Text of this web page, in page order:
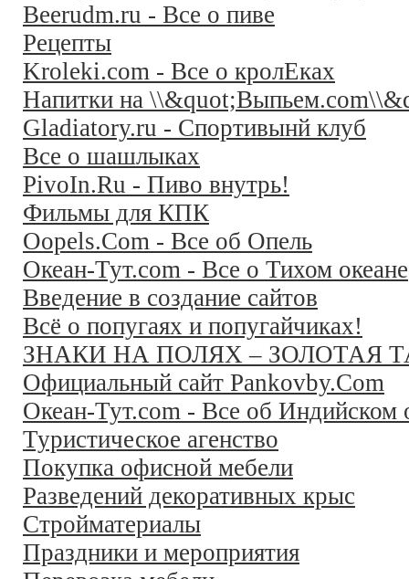
Beerudm.ru - Все о пиве
Рецепты
Kroleki.com - Все о кролЕках
Напитки на
Gladiatory.ru - Спортивынй клуб
Все о шашлыках
PivoIn.Ru - Пиво внутрь!
Фильмы для КПК
Oopels.Com - Все об Опель
Океан-Тут.com - Все о Тихом океане
Введение в создание сайтов
Всё о попугаях и попугайчиках!
ЗНАКИ НА ПОЛЯХ – ЗОЛОТАЯ
Официальный сайт Pankovby.Com
Океан-Тут.com - Все об Индийском
Туристическое агенство
Покупка офисной мебели
Разведений декоративных крыс
Стройматериалы
Праздники и мероприятия